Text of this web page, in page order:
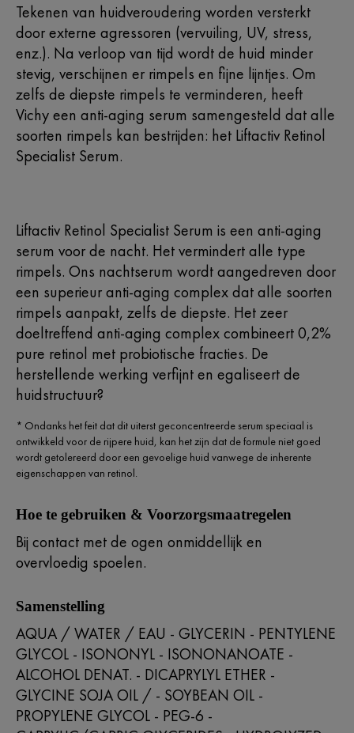
Tekenen van huidveroudering worden versterkt
door externe agressoren (vervuiling, UV, stress,
enz.). Na verloop van tijd wordt de huid minder
stevig, verschijnen er rimpels en fijne lijntjes. Om
zelfs de diepste rimpels te verminderen, heeft
Vichy een anti-aging serum samengesteld dat alle
soorten rimpels kan bestrijden: het Liftactiv Retinol
Specialist Serum. ​
Liftactiv Retinol Specialist Serum is een anti-aging
serum voor de nacht. Het vermindert alle type
rimpels. Ons nachtserum wordt aangedreven door
een superieur anti-aging complex dat alle soorten
rimpels aanpakt, zelfs de diepste. Het zeer
doeltreffend anti-aging complex combineert 0,2%
pure retinol met probiotische fracties. De
herstellende werking verfijnt en egaliseert de
huidstructuur?
* Ondanks het feit dat dit uiterst geconcentreerde serum speciaal is
ontwikkeld voor de rijpere huid, kan het zijn dat de formule niet goed
wordt getolereerd door een gevoelige huid vanwege de inherente
eigenschappen van retinol.
Hoe te gebruiken & Voorzorgsmaatregelen
Bij contact met de ogen onmiddellijk en
overvloedig spoelen.
Samenstelling
AQUA / WATER / EAU - GLYCERIN - PENTYLENE
GLYCOL - ISONONYL - ISONONANOATE -
ALCOHOL DENAT. - DICAPRYLYL ETHER -
GLYCINE SOJA OIL / - SOYBEAN OIL -
PROPYLENE GLYCOL - PEG-6 -